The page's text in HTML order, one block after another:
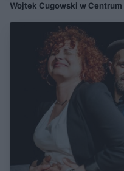
Wojtek Cugowski w